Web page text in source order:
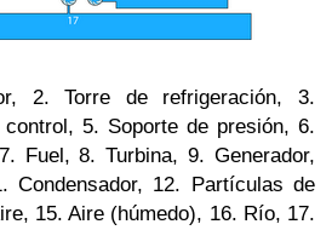
2. Torre de refrigeración, 3.
5. Soporte de presión, 6.
Fuel, 8. Turbina, 9. Generador,
Condensador, 12. Partículas de
15. Aire (húmedo), 16. Río, 17.